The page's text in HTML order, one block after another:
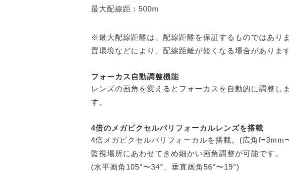
最大配線距 : 500m
※最大配線距離は、配線距離を保証するものではあり
置環境などにより、配線距離が短くなる場合がありま
フォーカス自動調整機能
レンズの画角を変えるとフォーカスを自動的に調整し
す。
4倍のメガピクセルバリフォーカルレンズを搭載
4倍メガピクセルバリフォーカルを搭載。(広角f=3mm
監視場所にあわせてきめ細かい画角調整が可能です。
(水平画角105°〜34°、垂直画角56°〜19°)